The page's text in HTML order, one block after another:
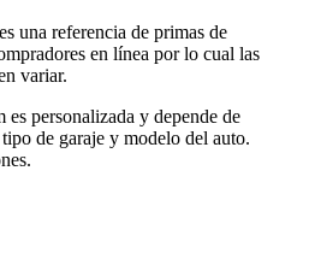
una referencia de primas de
en línea por lo cual las
variar.
personalizada y depende de
de garaje y modelo del auto.